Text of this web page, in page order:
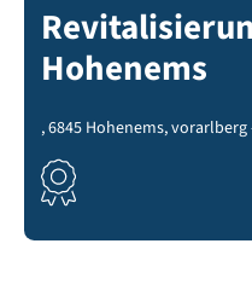
Hohenems
, 6845 Hohenems,